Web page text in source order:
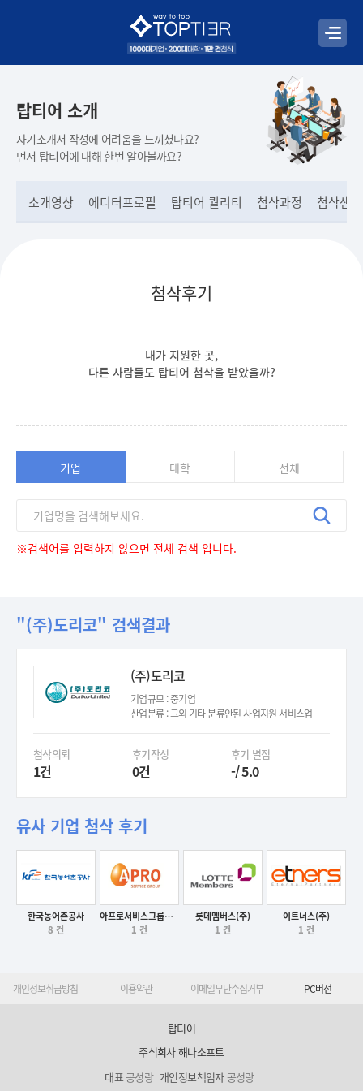
탑티어 소개
자기소개서 작성에 어려움을 느끼셨나요?
먼저 탑티어에 대해 한번 알아볼까요?
소개영상 에디터프로필 탑티어 퀄리티 첨삭과정 첨삭샘플
첨삭후기
내가 지원한 곳,
다른 사람들도 탑티어 첨삭을 받았을까?
기업 대학 전체
※검색어를 입력하지 않으면 전체 검색 입니다.
"(주)도리코" 검색결과
(주)도리코
기업규모 : 중기업
산업분류 : 그외 기타 분류안된 사업지원 서비스업
첨삭의뢰
1건
후기작성
0건
후기 별점
-/ 5.0
유사 기업 첨삭 후기
후기보기
한국농어촌공사
8 건
후기보기
아프로서비스그룹대부(주)
1 건
후기보기
롯데멤버스(주)
1 건
후기보기
이트너스(주)
1 건
개인정보취급방침 이용약관 이메일무단수집거부 PC버전
탑티어
주식회사 해나소프트
대표공성랑 개인정보책임자공성랑